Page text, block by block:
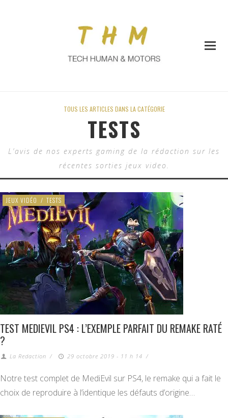
TOUS LES ARTICLES DANS LA CATÉGORIE
TESTS
L’avis de nos experts gaming de la rédaction sur les
récentes sorties jeux video.
JEUX VIDÉO / TESTS
TEST MEDIEVIL PS4 : L’EXEMPLE PARFAIT DU REMAKE RATÉ
?
La Redaction / 29 octobre 2019 - 11 h 14 /
Notre test complet de MediEvil sur PS4, le remake qui a fait le
choix de reproduire à l’identique les défauts d’origine…